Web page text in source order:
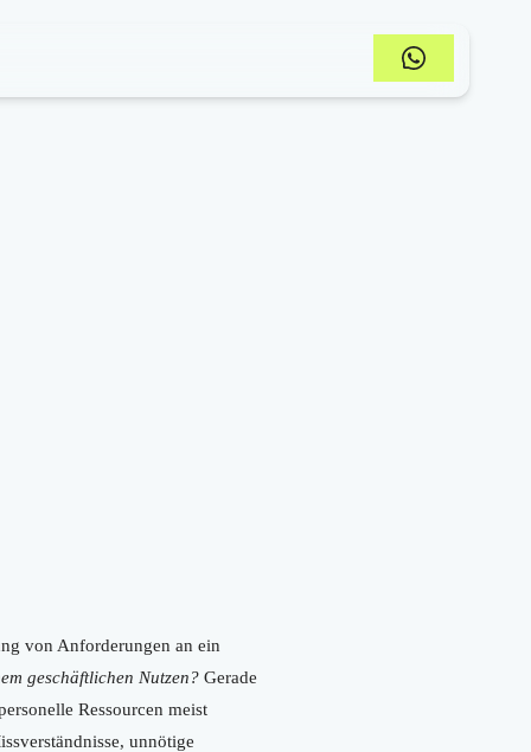
von Anforderungen an ein
geschäftlichen Nutzen? Gerade
Ressourcen meist
unnötige